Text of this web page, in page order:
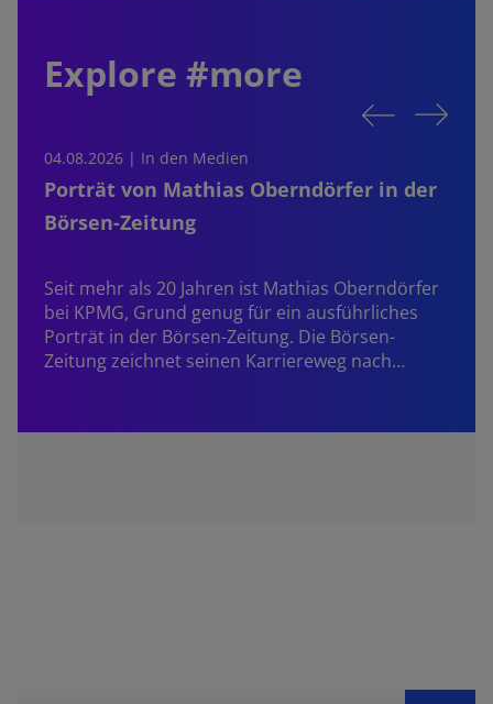
Explore #more
04.08.2026 | In den Medien
Porträt von Mathias Oberndörfer in der
Börsen-Zeitung
Seit mehr als 20 Jahren ist Mathias Oberndörfer
bei KPMG, Grund genug für ein ausführliches
Porträt in der Börsen-Zeitung. Die Börsen-
Zeitung zeichnet seinen Karriereweg nach…